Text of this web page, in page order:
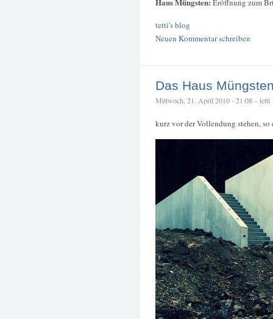
Eröffnung zum
tetti's blog
Neuen Kommentar schreiben
Das Haus
Mittwoch, 21. April 2010 - 21:08 – tetti
kurz vor der Vollendung stehen, so